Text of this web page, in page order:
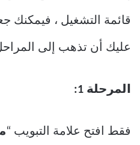
قائمة التشغيل ، فيمكنك
عليك أن تذهب إلى المراحل
المرحلة 1:
فقط افتح علامة التبويب “